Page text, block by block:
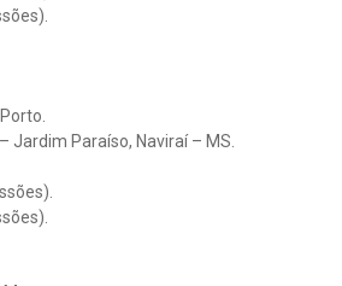
Jardim Paraíso, Naviraí – MS.